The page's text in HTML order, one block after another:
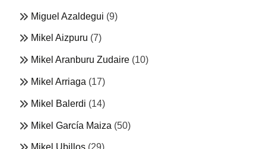
Miguel Azaldegui (9)
Mikel Aizpuru (7)
Mikel Aranburu Zudaire (10)
Mikel Arriaga (17)
Mikel Balerdi (14)
Mikel García Maiza (50)